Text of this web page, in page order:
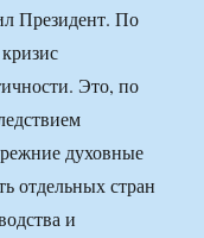
Президент. По
Это, по
духовные
отдельных стран
и